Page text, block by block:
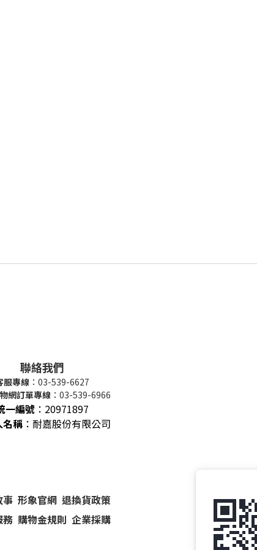
聯絡我們
服專線 ：03-539-6627
網訂單專線 ：03-539-6966
一編號 ： 20971897
名稱 ：耐嘉股份有限公司
事 形象官網 退換貨政策
務 購物金規則 企業採購